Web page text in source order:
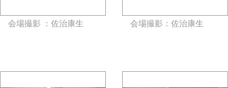
会場撮影 ：佐治康生
会場撮影：佐治康生